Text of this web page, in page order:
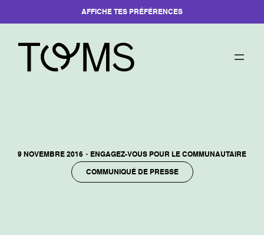
AFFICHE TES PRÉFÉRENCES
au
contenu
9 NOVEMBRE 2016 · ENGAGEZ-VOUS POUR LE COMMUNAUTAIRE
COMMUNIQUÉ DE PRESSE